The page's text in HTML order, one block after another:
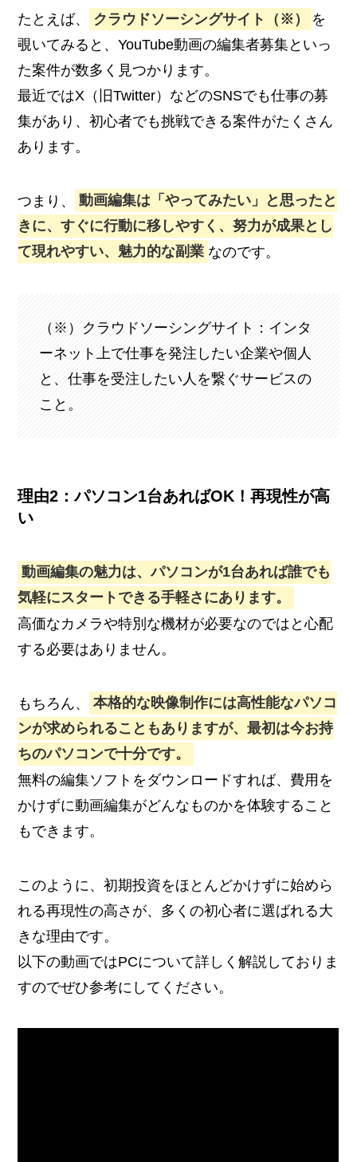
たとえば、 クラウドソーシングサイト（※）
を
覗いてみると、YouTube動画の編集者募集といっ
た案件が数多く見つかります。
最近ではX（旧Twitter）などのSNSでも仕事の募
集があり、初心者でも挑戦できる案件がたくさん
あります。
つまり、
動画編集は「やってみたい」と思ったと
きに、すぐに行動に移しやすく、努力が成果とし
て現れやすい、魅力的な副業 なのです。
（※）クラウドソーシングサイト：インタ
ーネット上で仕事を発注したい企業や個人
と、仕事を受注したい人を繋ぐサービスの
こと。
理由2：パソコン1台あればOK！再現性が高
い
動画編集の魅力は、パソコンが1台あれば誰でも
気軽にスタートできる手軽さにあります。
高価なカメラや特別な機材が必要なのではと心配
する必要はありません。
もちろん、
本格的な映像制作には高性能なパソコ
ンが求められることもありますが、最初は今お持
ちのパソコンで十分です。
無料の編集ソフトをダウンロードすれば、費用を
かけずに動画編集がどんなものかを体験すること
もできます。
このように、初期投資をほとんどかけずに始めら
れる再現性の高さが、多くの初心者に選ばれる大
きな理由です。
以下の動画ではPCについて詳しく解説しておりま
すのでぜひ参考にしてください。